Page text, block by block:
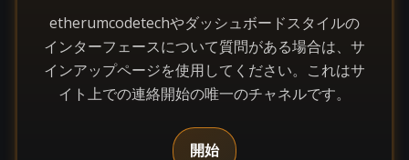
etherumcodetechやダッシュボードスタイルの
インターフェースについて質問がある場合は、サ
インアップページを使用してください。これはサ
イト上での連絡開始の唯一のチャネルです。
開始